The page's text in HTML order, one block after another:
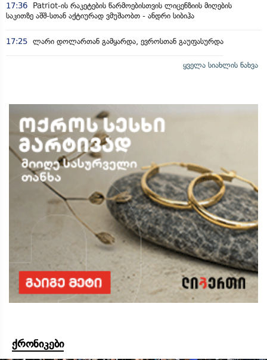
17:36
Patriot-ის რაკეტების წარმოებისთვის ლიცენზიის მიღების
საკითზე აშშ-სთან აქტიურად ვმუშაობთ - ანდრი სიბიჰა
17:25 ლარი დოლართან გამყარდა, ევროსთან გაუფასურდა
ყველა სიახლის ნახვა
ქრონიკები